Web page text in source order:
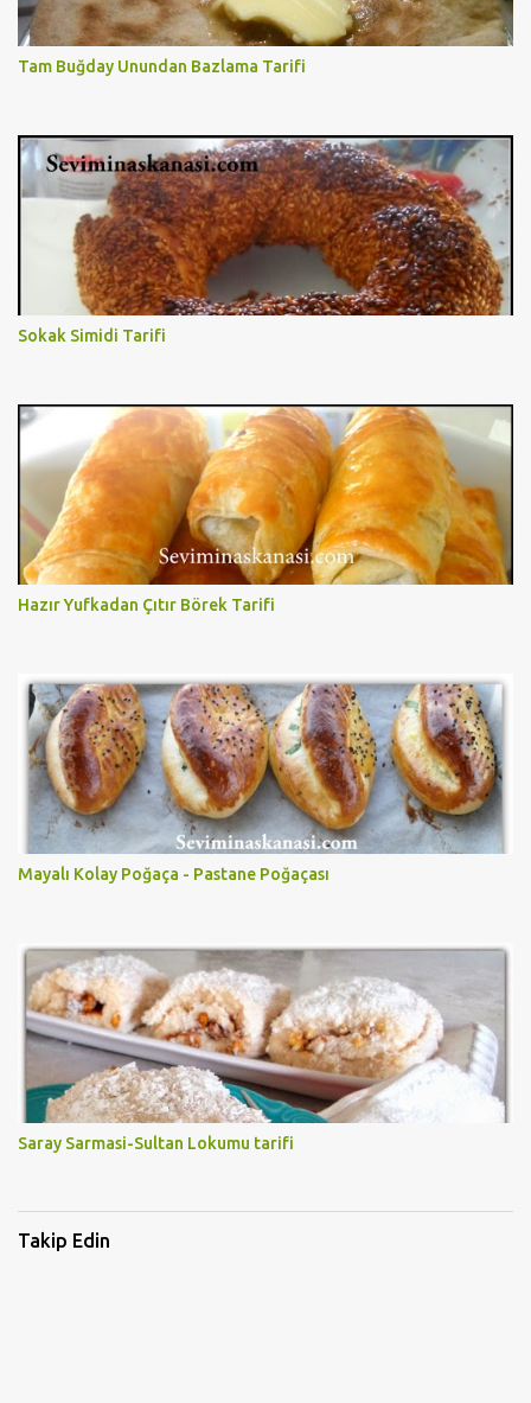
Tam Buğday Unundan Bazlama Tarifi
Sokak Simidi Tarifi
Hazır Yufkadan Çıtır Börek Tarifi
Mayalı Kolay Poğaça - Pastane Poğaçası
Saray Sarmasi-Sultan Lokumu tarifi
Takip Edin